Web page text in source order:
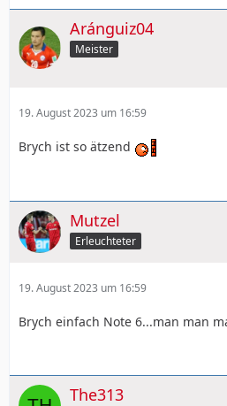
Aránguiz04
Meister
19. August 2023 um 16:59
Brych ist so ätzend
Mutzel
Erleuchteter
19. August 2023 um 16:59
Brych einfach Note 6...man man
The313